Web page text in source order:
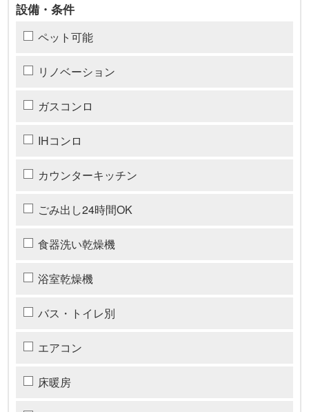
設備・条件
ペット可能
リノベーション
ガスコンロ
IHコンロ
カウンターキッチン
ごみ出し24時間OK
食器洗い乾燥機
浴室乾燥機
バス・トイレ別
エアコン
床暖房